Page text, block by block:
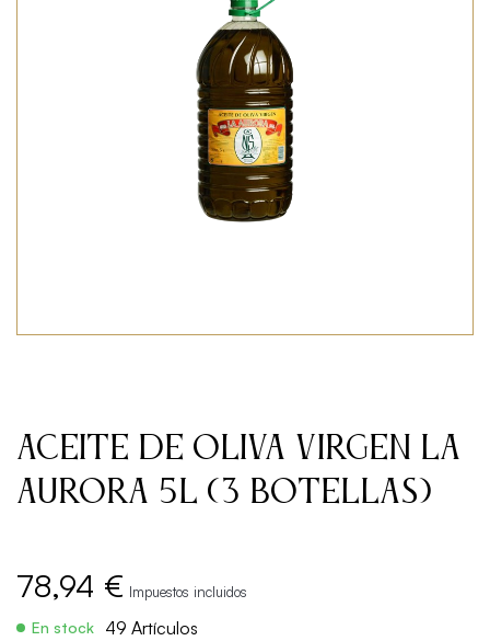
Aceite de Oliva Virgen La
Aurora 5L (3 Botellas)
78,94 € Impuestos incluidos
En stock 49 Artículos